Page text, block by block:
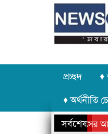
প্রচ্ছদ ♦
♦ অর্থনীতি
সর্বশেষ
গণঅভ্যুত্থান দিবসের